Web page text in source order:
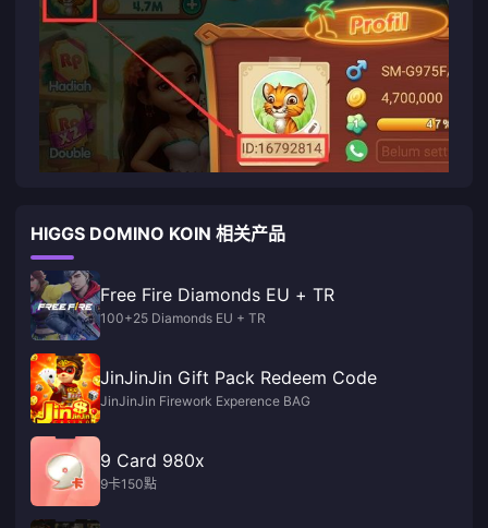
HIGGS DOMINO KOIN 相关产品
Free Fire Diamonds EU + TR
100+25 Diamonds EU + TR
JinJinJin Gift Pack Redeem Code
JinJinJin Firework Experence BAG
9 Card 980x
9卡150點